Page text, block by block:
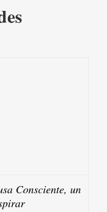
Consciente, un